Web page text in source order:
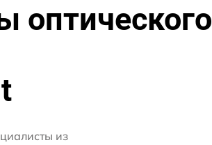
оптического
из